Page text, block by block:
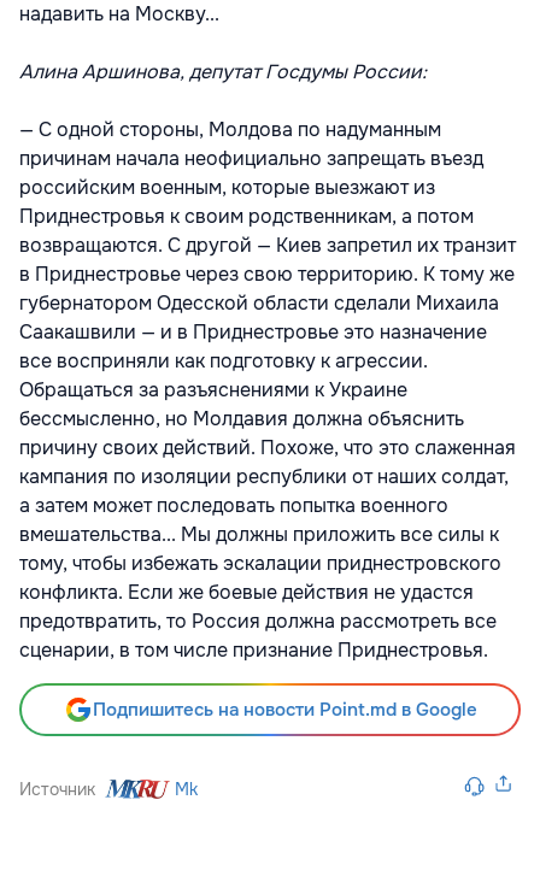
надавить на Москву...
Алина Аршинова, депутат Госдумы России:
— С одной стороны, Молдова по надуманным
причинам начала неофициально запрещать въезд
российским военным, которые выезжают из
Приднестровья к своим родственникам, а потом
возвращаются. С другой — Киев запретил их транзит
в Приднестровье через свою территорию. К тому же
губернатором Одесской области сделали Михаила
Саакашвили — и в Приднестровье это назначение
все восприняли как подготовку к агрессии.
Обращаться за разъяснениями к Украине
бессмысленно, но Молдавия должна объяснить
причину своих действий. Похоже, что это слаженная
кампания по изоляции республики от наших солдат,
а затем может последовать попытка военного
вмешательства... Мы должны приложить все силы к
тому, чтобы избежать эскалации приднестровского
конфликта. Если же боевые действия не удастся
предотвратить, то Россия должна рассмотреть все
сценарии, в том числе признание Приднестровья.
Подпишитесь на новости Point.md в Google
Источник Mk